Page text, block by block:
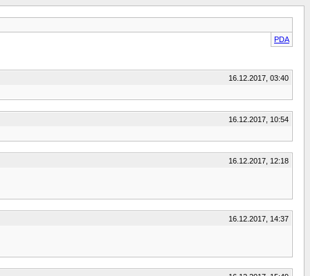
PDA
16.12.2017, 03:40
16.12.2017, 10:54
16.12.2017, 12:18
16.12.2017, 14:37